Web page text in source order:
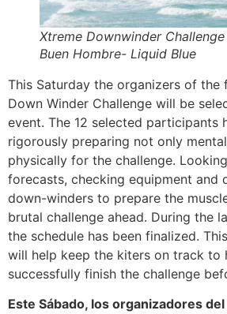
Xtreme Downwinder
Buen Hombre- Liquid Blue
This Saturday the organizers of the
Down Winder Challenge will be
event. The 12 selected participants
rigorously preparing not only
physically for the challenge.
forecasts, checking equipment and
down-winders to prepare the
brutal challenge ahead. During the
the schedule has been finalized.
will help keep the kiters on track to
successfully finish the challenge
Este Sábado, los organizadores